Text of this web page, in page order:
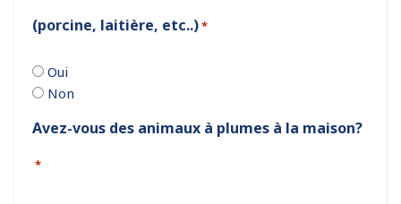
(porcine, laitière, etc..)*
Oui
Non
Avez-vous des animaux à plumes à la maison?
*